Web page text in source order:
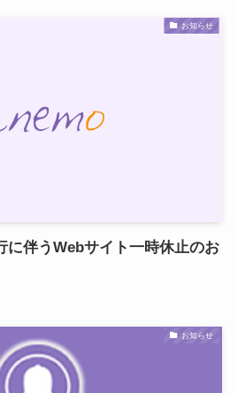
お知らせ
に伴うWebサイト一時休止のお
お知らせ